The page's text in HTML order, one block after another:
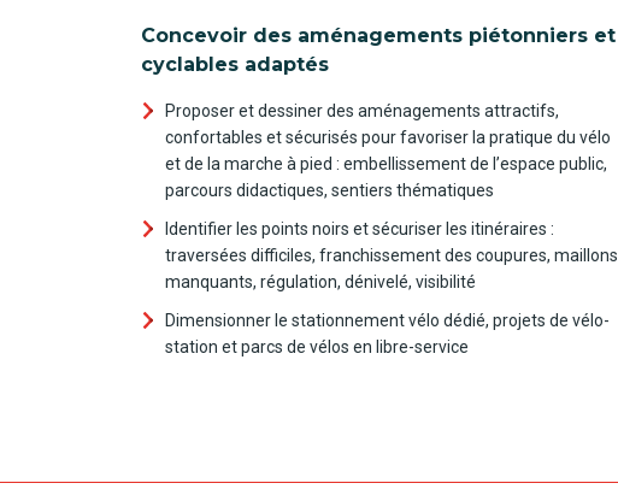
Concevoir des aménagements piétonniers et
cyclables adaptés
Proposer et dessiner des aménagements attractifs,
confortables et sécurisés pour favoriser la pratique du vélo
et de la marche à pied : embellissement de l’espace public,
parcours didactiques, sentiers thématiques
Identifier les points noirs et sécuriser les itinéraires :
traversées difficiles, franchissement des coupures, maillons
manquants, régulation, dénivelé, visibilité
Dimensionner le stationnement vélo dédié, projets de vélo-
station et parcs de vélos en libre-service